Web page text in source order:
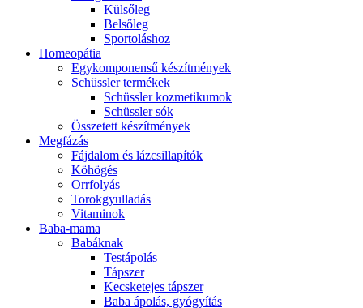
Külsőleg
Belsőleg
Sportoláshoz
Homeopátia
Egykomponensű készítmények
Schüssler termékek
Schüssler kozmetikumok
Schüssler sók
Összetett készítmények
Megfázás
Fájdalom és lázcsillapítók
Köhögés
Orrfolyás
Torokgyulladás
Vitaminok
Baba-mama
Babáknak
Testápolás
Tápszer
Kecsketejes tápszer
Baba ápolás, gyógyítás